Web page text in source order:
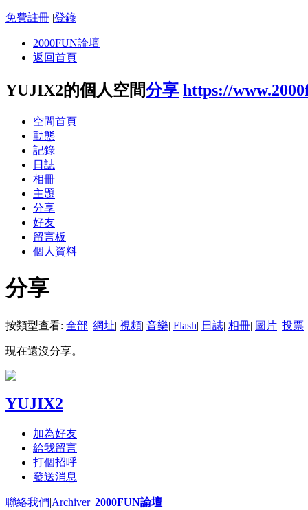
免費註冊 |登錄
2000FUN論壇
返回首頁
YUJIX2的個人空間分享 https://
空間首頁
動態
記錄
日誌
相冊
主題
分享
好友
留言板
個人資料
分享
按類型查看: 全部| 網址| 視頻| 音樂| Flash| 日誌| 相冊| 圖片| 投票|
現在還沒分享。
YUJIX2
加為好友
給我留言
打個招呼
發送消息
聯絡我們|Archiver| 2000FUN論壇